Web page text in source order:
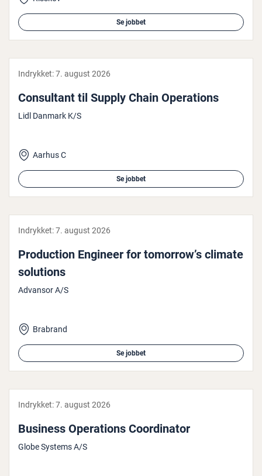
Se jobbet
Indrykket:7. august 2026
Con­sul­tant til Supply Chain Ope­ra­tions
Lidl Danmark K/S
Aarhus C
Se jobbet
Indrykket:7. august 2026
Pro­duction Engineer for tomorrow’s climate
solutions
Advansor A/S
Brabrand
Se jobbet
Indrykket:7. august 2026
Business Ope­ra­tions Co­or­di­na­tor
Globe Systems A/S